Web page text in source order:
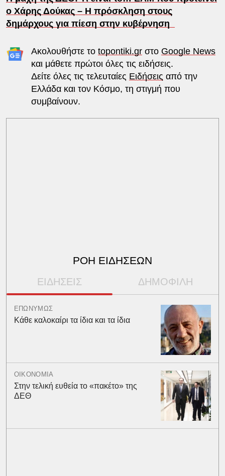
ο Χάρης Δούκας – Η πρόσκληση στους
δημάρχους για πίεση στην κυβέρνηση
Ακολουθήστε το topontiki.grστο Google News
και μάθετε πρώτοι όλες τις ειδήσεις.
Δείτε όλες τις τελευταίες Ειδήσεις από την
Ελλάδα και τον Κόσμο, τη στιγμή που
συμβαίνουν.
ΡΟΗ ΕΙΔΗΣΕΩΝ
ΕΙΔΗΣΕΙΣ ΔΗΜΟΦΙΛΗ
ΕΠΩΝΥΜΩΣ
Κάθε καλοκαίρι τα ίδια και τα ίδια
ΟΙΚΟΝΟΜΙΑ
Στην τελική ευθεία το «πακέτο» της
ΔΕΘ